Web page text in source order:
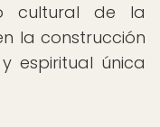
cultural de la
la construcción
espiritual única